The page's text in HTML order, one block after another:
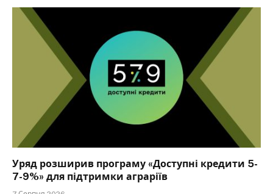
Уряд розширив програму «Доступні кредити 5-
7-9%» для підтримки аграріїв